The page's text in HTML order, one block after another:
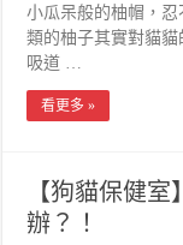
小瓜呆般的柚帽，
類的柚子其實對貓
吸道 …
看更多 »
【狗貓保健
辦？！